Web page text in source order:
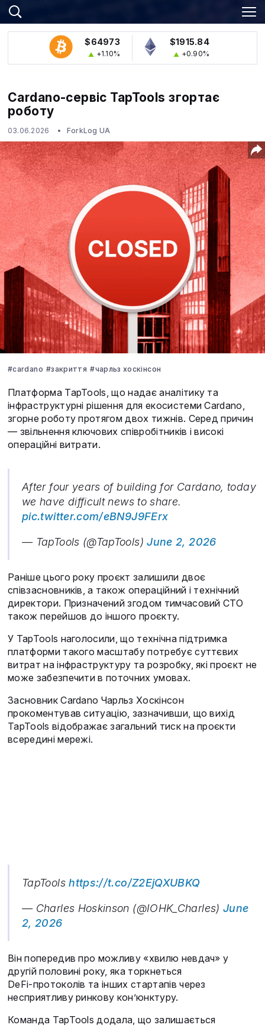
$64973
+1.10%
$1915.84
+0.90%
Cardano‑сервіс TapTools згортає
роботу
03.06.2026 ForkLog UA
#cardano #закриття #чарльз хоскінсон
Платформа TapTools, що надає аналітику та
інфраструктурні рішення для екосистеми Cardano,
згорне роботу протягом двох тижнів. Серед причин
— звільнення ключових співробітників і високі
операційні витрати.
After four years of building for Cardano, today
we have difficult news to share.
pic.twitter.com/eBN9J9FErx
— TapTools (@TapTools)June 2, 2026
Раніше цього року проєкт залишили двоє
співзасновників, а також операційний і технічний
директори. Призначений згодом тимчасовий CTO
також перейшов до іншого проєкту.
У TapTools наголосили, що технічна підтримка
платформи такого масштабу потребує суттєвих
витрат на інфраструктуру та розробку, які проєкт не
може забезпечити в поточних умовах.
Засновник Cardano Чарльз Хоскінсон
прокоментував ситуацію, зазначивши, що вихід
TapTools відображає загальний тиск на проєкти
всередині мережі.
TapToolshttps://t.co/Z2EjQXUBKQ
— Charles Hoskinson (@IOHK_Charles) June
2, 2026
Він попередив про можливу «хвилю невдач» у
другій половині року, яка торкнеться
DeFi‑протоколів та інших стартапів через
несприятливу ринкову кон’юнктуру.
Команда TapTools додала, що залишається